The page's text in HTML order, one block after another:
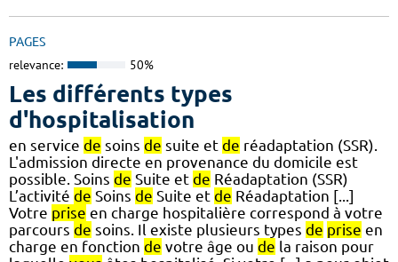
PAGES
relevance: 50%
Les différents types
d'hospitalisation
en service de soins de suite et de réadaptation (SSR).
L'admission directe en provenance du domicile est
possible. Soins de Suite et de Réadaptation (SSR)
L’activité de Soins de Suite et de Réadaptation [...]
Votre prise en charge hospitalière correspond à votre
parcours de soins. Il existe plusieurs types de prise en
charge en fonction de votre âge ou de la raison pour